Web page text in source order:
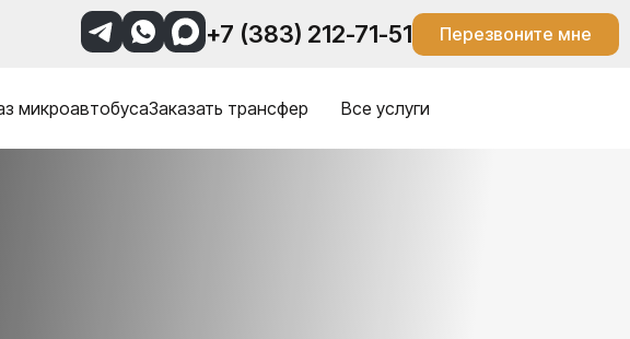
+7 (383) 212-71-51 Перезвоните мне
микроавтобусаЗаказать трансфер Все услуги